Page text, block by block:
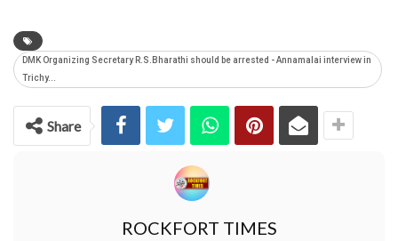
DMK Organizing Secretary R.S.Bharathi should be arrested - Annamalai interview in
Trichy...
Share
ROCKFORT TIMES